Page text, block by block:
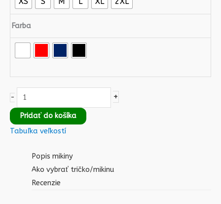
Farba
- +
Pridať do košíka
Tabuľka veľkostí
Popis mikiny
Ako vybrať tričko/mikinu
Recenzie